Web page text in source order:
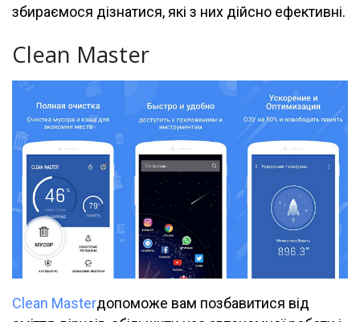
збираємося дізнатися, які з них дійсно ефективні.
Clean Master
Clean Masterдопоможе вам позбавитися від